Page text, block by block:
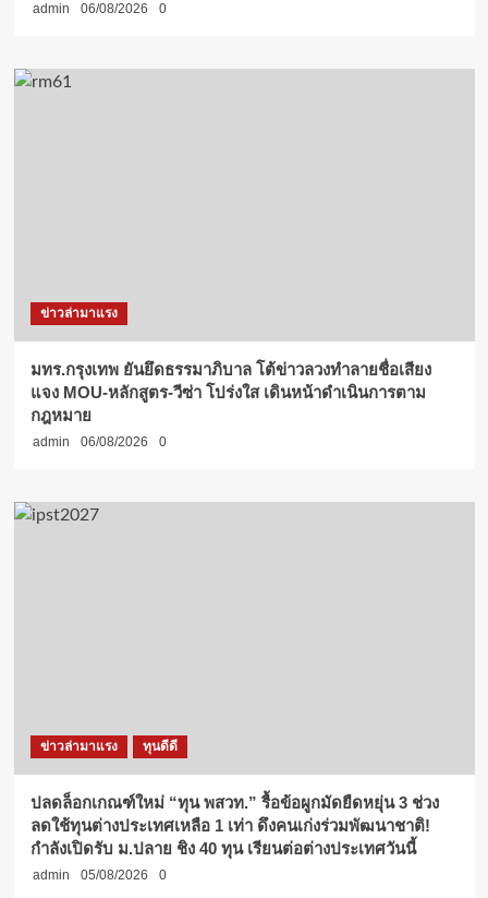
admin 06/08/2026 0
ข่าวล่ามาแรง
มทร.กรุงเทพ ยันยึดธรรมาภิบาล โต้ข่าวลวงทำลายชื่อเสียง
แจง MOU-หลักสูตร-วีซ่า โปร่งใส เดินหน้าดำเนินการตาม
กฎหมาย
admin 06/08/2026 0
ข่าวล่ามาแรง ทุนดีดี
ปลดล็อกเกณฑ์ใหม่ “ทุน พสวท.” รื้อข้อผูกมัดยืดหยุ่น 3 ช่วง
ลดใช้ทุนต่างประเทศเหลือ 1 เท่า ดึงคนเก่งร่วมพัฒนาชาติ!
กำลังเปิดรับ ม.ปลาย ชิง 40 ทุน เรียนต่อต่างประเทศวันนี้
admin 05/08/2026 0